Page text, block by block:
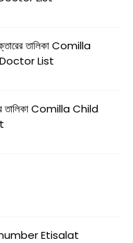
তালিকা Comilla
List
তালিকা Comilla Child
Etisalat